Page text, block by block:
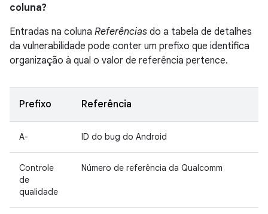
coluna?
Entradas na coluna Referências do a tabela de detalhes
da vulnerabilidade pode conter um prefixo que identifica
organização à qual o valor de referência pertence.
Prefixo Referência
A- ID do bug do Android
Controle
de
qualidade
Número de referência da Qualcomm